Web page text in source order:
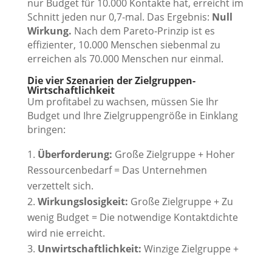
nur Budget für 10.000 Kontakte hat, erreicht im
Schnitt jeden nur 0,7-mal. Das Ergebnis: Null
Wirkung. Nach dem Pareto-Prinzip ist es
effizienter, 10.000 Menschen siebenmal zu
erreichen als 70.000 Menschen nur einmal.
Die vier Szenarien der Zielgruppen-
Wirtschaftlichkeit
Um profitabel zu wachsen, müssen Sie Ihr
Budget und Ihre Zielgruppengröße in Einklang
bringen:
Überforderung: Große Zielgruppe + Hoher
Ressourcenbedarf = Das Unternehmen
verzettelt sich.
Wirkungslosigkeit: Große Zielgruppe + Zu
wenig Budget = Die notwendige Kontaktdichte
wird nie erreicht.
Unwirtschaftlichkeit: Winzige Zielgruppe +